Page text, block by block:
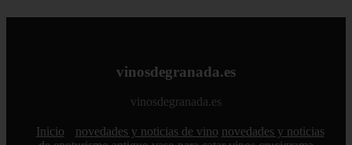
vinosdegranada.es
vinosdegranada.es
Inicio novedades y noticias de vino novedades y noticias